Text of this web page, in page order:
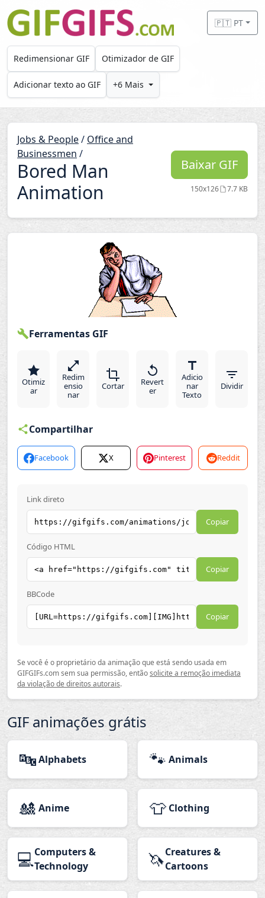
Skip to main content
🇵🇹 PT
Redimensionar GIF Otimizador de GIF
Adicionar texto ao GIF +6 Mais
Jobs & People/ Office and
Businessmen /
Bored Man
Animation
Baixar GIF
150x126 7.7 KB
Ferramentas GIF
Otimiz
ar
Redim
ensio
nar
Cortar
Revert
er
Adicio
nar
Texto
Dividir
Compartilhar
Facebook X Pinterest Reddit
Link direto
Copiar
Código HTML
Copiar
BBCode
Copiar
Se você é o proprietário da animação que está sendo usada em
GIFGIFs.com sem sua permissão, entãosolicite a remoção imediata
da violação de direitos autorais.
GIF animações grátis
🔤Alphabets 🐾 Animals
🎎 Anime 👕 Clothing
💻Computers &
Technology
🦄Creatures &
Cartoons